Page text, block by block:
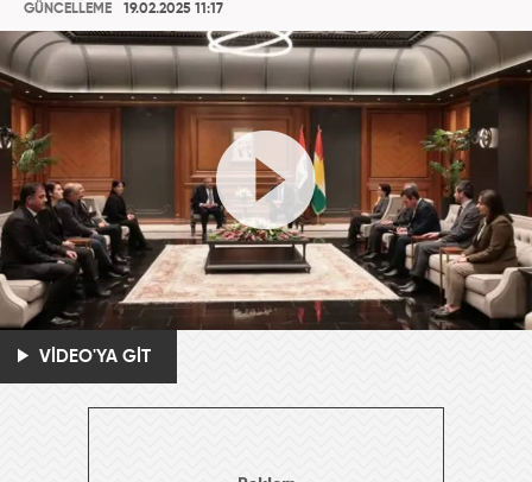
GÜNCELLEME
19.02.2025 11:17
VİDEO'YA GİT